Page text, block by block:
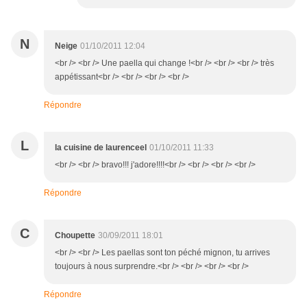
N Neige 01/10/2011 12:04
<br /> <br /> Une paella qui change !<br /> <br /> <br /> très
appétissant<br /> <br /> <br /> <br />
Répondre
L la cuisine de laurenceel 01/10/2011 11:33
<br /> <br /> bravo!!! j'adore!!!!<br /> <br /> <br /> <br />
Répondre
C Choupette 30/09/2011 18:01
<br /> <br /> Les paellas sont ton péché mignon, tu arrives
toujours à nous surprendre.<br /> <br /> <br /> <br />
Répondre